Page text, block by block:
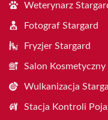
Weterynarz
Fotograf Stargard
Fryzjer Stargard
Salon Kosmetyczny
Wulkanizacja
Stacja Kontroli